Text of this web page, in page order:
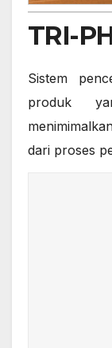
TRI-
Sistem
produk
dari proses